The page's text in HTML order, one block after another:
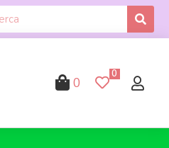
0
0